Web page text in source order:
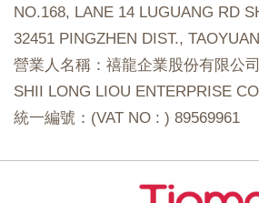
NO.168, LANE 14 LUGUANG RD
32451 PINGZHEN DIST.,
營業人名稱：禧龍企業股份有限公司
SHII LONG LIOU ENTERPRISE
統一編號：(VAT NO : ) 89569961